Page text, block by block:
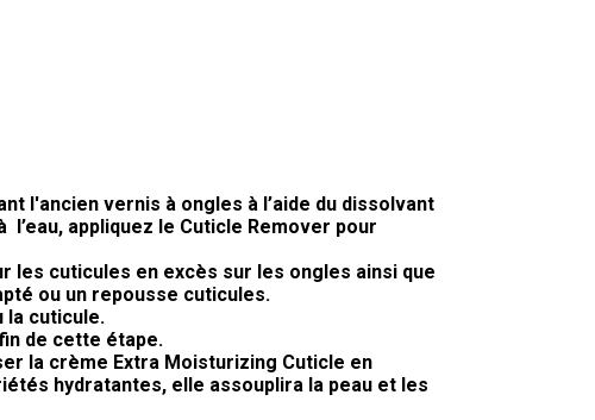
l'ancien vernis à ongles à l’aide du dissolvant
appliquez le Cuticle Remover pour
les cuticules en excès sur les ongles ainsi que
ou un repousse cuticules.
la cuticule.
de cette étape.
la crème Extra Moisturizing Cuticle en
hydratantes, elle assouplira la peau et les